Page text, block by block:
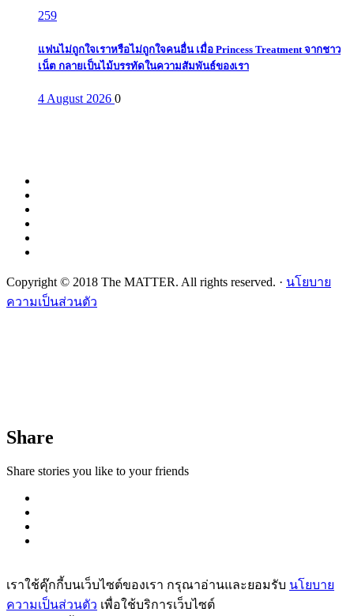
259
แฟนไม่ถูกใจเราหรือไม่ถูกใจคนอื่น เมื่อ Princess Treatment จากชาว
เน็ต กลายเป็นไม้บรรทัดในความสัมพันธ์ของเรา
4 August 2026 0
Copyright © 2018 The MATTER. All rights reserved. · นโยบาย
ความเป็นส่วนตัว
Share
Share stories you like to your friends
เราใช้คุ๊กกี้บนเว็บไซต์ของเรา กรุณาอ่านและยอมรับ นโยบาย
ความเป็นส่วนตัว เพื่อใช้บริการเว็บไซต์